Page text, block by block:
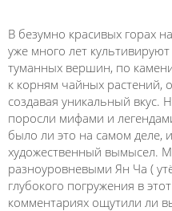
В безумно красивых горах
уже много лет
туманных вершин, по
к корням чайных растений,
создавая уникальный вкус.
поросли мифами и
было ли это на самом деле,
художественный вымысел.
разноуровневыми Ян Ча (
глубокого погружения в
комментариях ощутили ли